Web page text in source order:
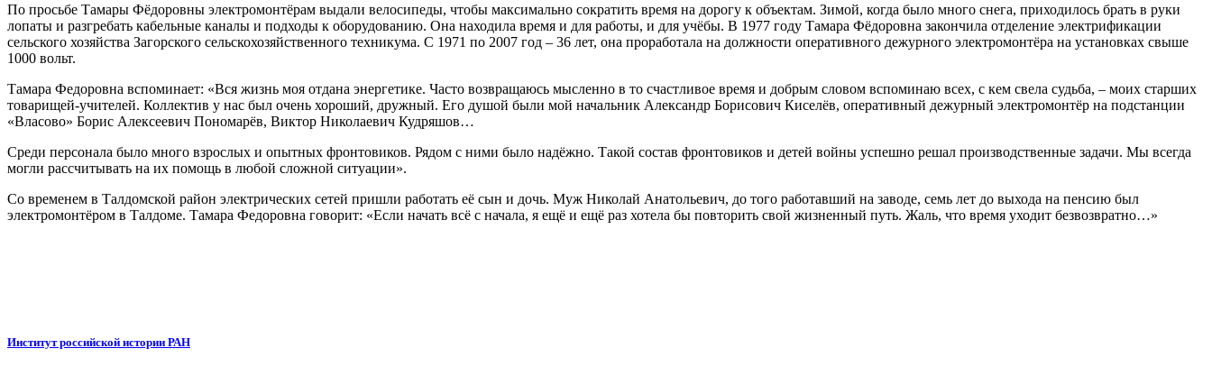
По просьбе Тамары Фёдоровны электромонтёрам выдали велосипеды, чтобы максимально сократить время на дорогу к объектам. Зимой, когда было много снега, приходилось брать в руки
лопаты и разгребать кабельные каналы и подходы к оборудованию. Она находила время и для работы, и для учёбы. В 1977 году Тамара Фёдоровна закончила отделение электрификации
сельского хозяйства Загорского сельскохозяйственного техникума. С 1971 по 2007 год – 36 лет, она проработала на должности оперативного дежурного электромонтёра на установках свыше
1000 вольт.
Тамара Федоровна вспоминает: «Вся жизнь моя отдана энергетике. Часто возвращаюсь мысленно в то счастливое время и добрым словом вспоминаю всех, с кем свела судьба, – моих старших
товарищей-учителей. Коллектив у нас был очень хороший, дружный. Его душой были мой начальник Александр Борисович Киселёв, оперативный дежурный электромонтёр на подстанции
«Власово» Борис Алексеевич Пономарёв, Виктор Николаевич Кудряшов…
Среди персонала было много взрослых и опытных фронтовиков. Рядом с ними было надёжно. Такой состав фронтовиков и детей войны успешно решал производственные задачи. Мы всегда
могли рассчитывать на их помощь в любой сложной ситуации».
Со временем в Талдомской район электрических сетей пришли работать её сын и дочь. Муж Николай Анатольевич, до того работавший на заводе, семь лет до выхода на пенсию был
электромонтёром в Талдоме. Тамара Федоровна говорит: «Если начать всё с начала, я ещё и ещё раз хотела бы повторить свой жизненный путь. Жаль, что время уходит безвозвратно…»
Институт российской истории РАН